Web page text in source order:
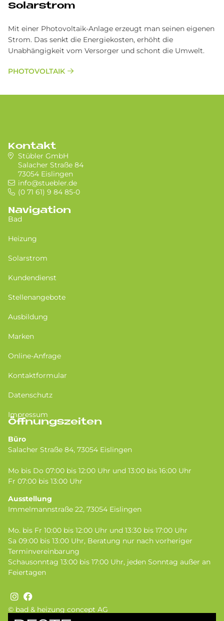
Solarstrom
Mit einer Photovoltaik-Anlage erzeugt man seinen eigenen
Strom. Das senkt die Energiekosten, erhöht die
Unabhängigkeit vom Versorger und schont die Umwelt.
PHOTOVOLTAIK
© bad & heizung concept AG
Kontakt
Stübler GmbH
Salacher Straße 84
73054 Eislingen
info@stuebler.de
(0 71 61) 9 84 85-0
Navigation
Bad
Heizung
Solarstrom
Kundendienst
Stellenangebote
Ausbildung
Marken
Online-Anfrage
Kontaktformular
Datenschutz
Impressum
Öffnungszeiten
Büro
Salacher Straße 84, 73054 Eislingen
Mo bis Do 07:00 bis 12:00 Uhr und 13:00 bis 16:00 Uhr
Fr 07:00 bis 13:00 Uhr
Ausstellung
Immelmannstraße 22, 73054 Eislingen
Mo. bis Fr 10:00 bis 12:00 Uhr und 13:30 bis 17:00 Uhr
Sa 09:00 bis 13:00 Uhr, Beratung nur nach vorheriger
Terminvereinbarung
Schausonntag 13:00 bis 17:00 Uhr, jeden Sonntag außer an
Feiertagen